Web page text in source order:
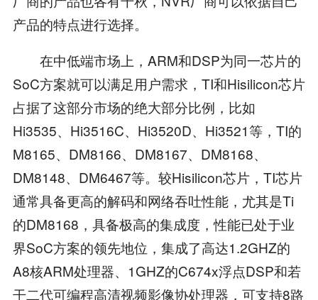
产品的特点进行选择。
在中低端市场上，ARM和DSP为同一芯片的
SoC方案就可以满足用户需求，TI和Hisilicon芯片
占据了这部分市场的绝大部分比例，比如
Hi3535、Hi3516C、Hi3520D、Hi3521等，TI的
M8165、DM8166、DM8167、DM8168、
DM8148、DM6467等。较Hisilicon芯片，TI芯片
通常具备更高的解码和网络吞吐性能，尤其是Ti
的DM8168，具备极高的集成度，性能已处于业
界SoC方案的领先地位，集成了高达1.2GHZ的
A8核ARM处理器、1GHZ的C674x浮点DSP和若
干二代可编程高清视频影像协处理器，可支持8路